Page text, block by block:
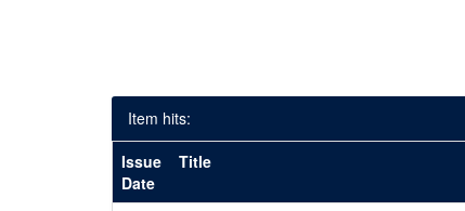
Item hits:
Issue
Date
Title